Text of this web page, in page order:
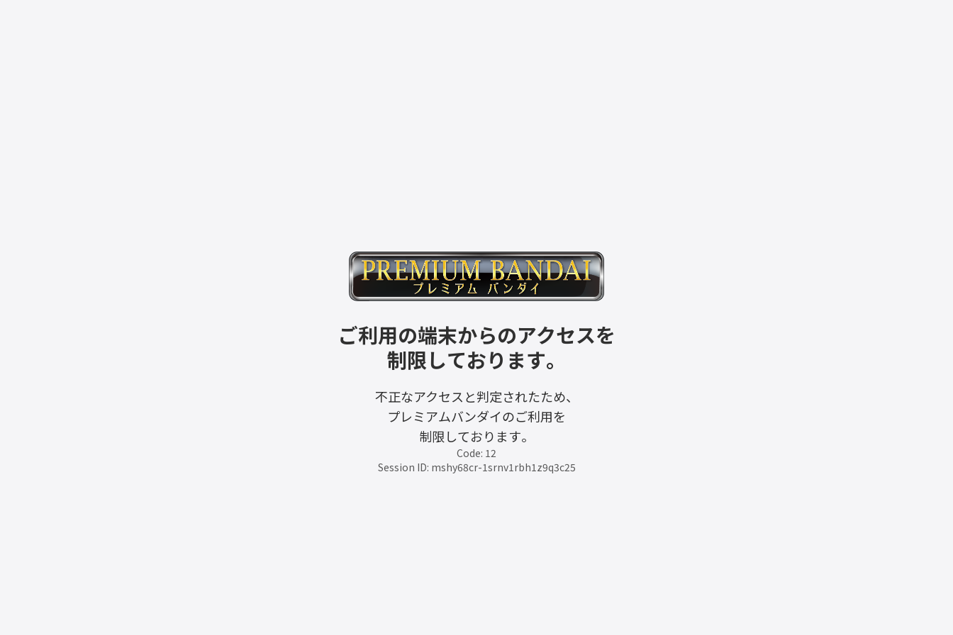
ご利用の端末からのアクセスを
制限しております。
不正なアクセスと判定されたため、
プレミアムバンダイのご利用を
制限しております。
Code: 12
Session ID: mshy68cr-1srnv1rbh1z9q3c25